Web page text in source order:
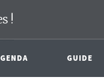
!
GUIDE